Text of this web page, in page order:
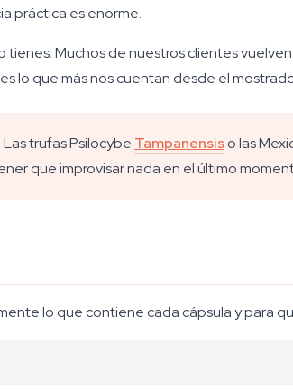
práctica es enorme.
Muchos de nuestros clientes
lo que más nos cuentan desde el
trufas Psilocybe Tampanensiso las
que improvisar nada en el último
lo que contiene cada cápsula y para